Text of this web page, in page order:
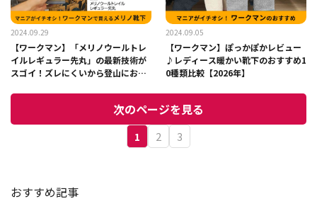
2024.09.29
【ワークマン】「メリノウールトレ
イルレギュラー先丸」の最新技術が
スゴイ！ズレにくいから登山におす
2024.09.05
【ワークマン】ぽっかぽかレビュー
♪レディース暖かい靴下のおすすめ1
0種類比較【2026年】
次のページを見る
1 2 3
おすすめ記事